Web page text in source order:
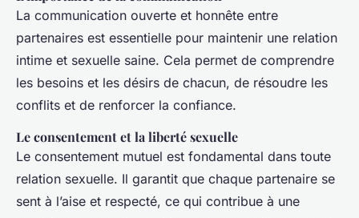
La communication ouverte et honnête entre
partenaires est essentielle pour maintenir une relation
intime et sexuelle saine. Cela permet de comprendre
les besoins et les désirs de chacun, de résoudre les
conflits et de renforcer la confiance.
Le consentement et la liberté sexuelle
Le consentement mutuel est fondamental dans toute
relation sexuelle. Il garantit que chaque partenaire se
sent à l’aise et respecté, ce qui contribue à une